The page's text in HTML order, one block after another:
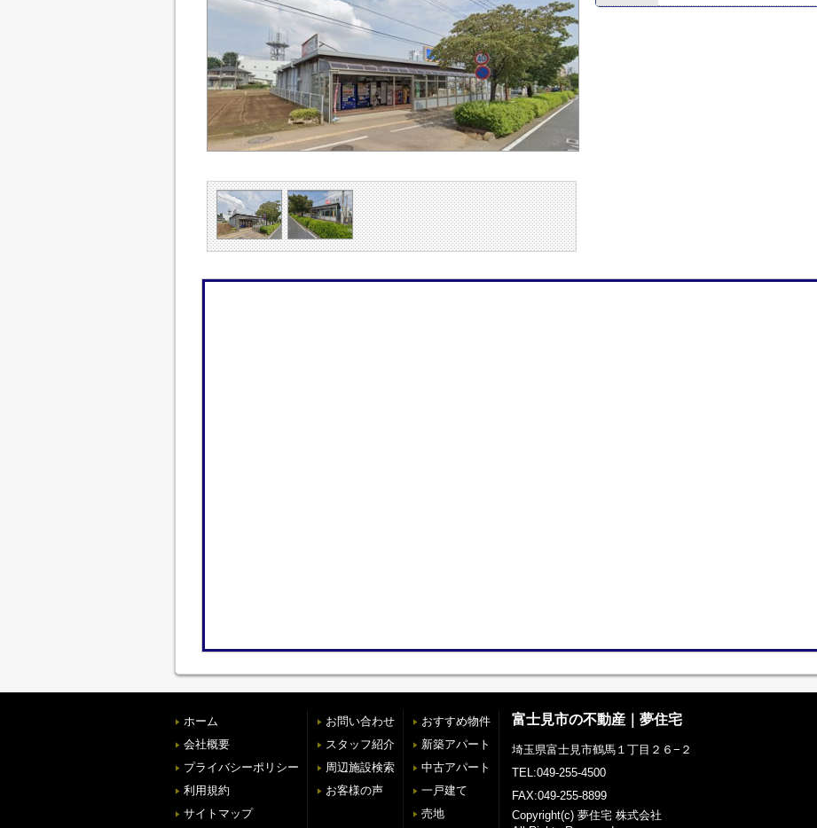
ホーム
会社概要
プライバシーポリシー
利用規約
サイトマップ
お問い合わせ
スタッフ紹介
周辺施設検索
お客様の声
おすすめ物件
新築アパート
中古アパート
一戸建て
売地
富士見市の不動産｜夢住宅
埼玉県富士見市鶴馬１丁目２６−２
TEL:049-255-4500
FAX:049-255-8899
Copyright(c) 夢住宅 株式会社